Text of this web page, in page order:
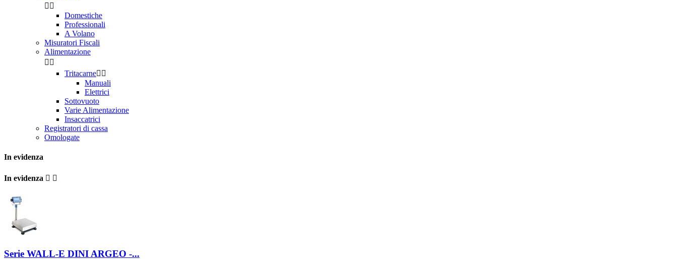
 
Domestiche
Professionali
A Volano
Misuratori Fiscali
Alimentazione
 
Tritacarne 
Manuali
Elettrici
Sottovuoto
Varie Alimentazione
Insaccatrici
Registratori di cassa
Omologate
In evidenza
In evidenza  
Serie WALL-E DINI ARGEO -...